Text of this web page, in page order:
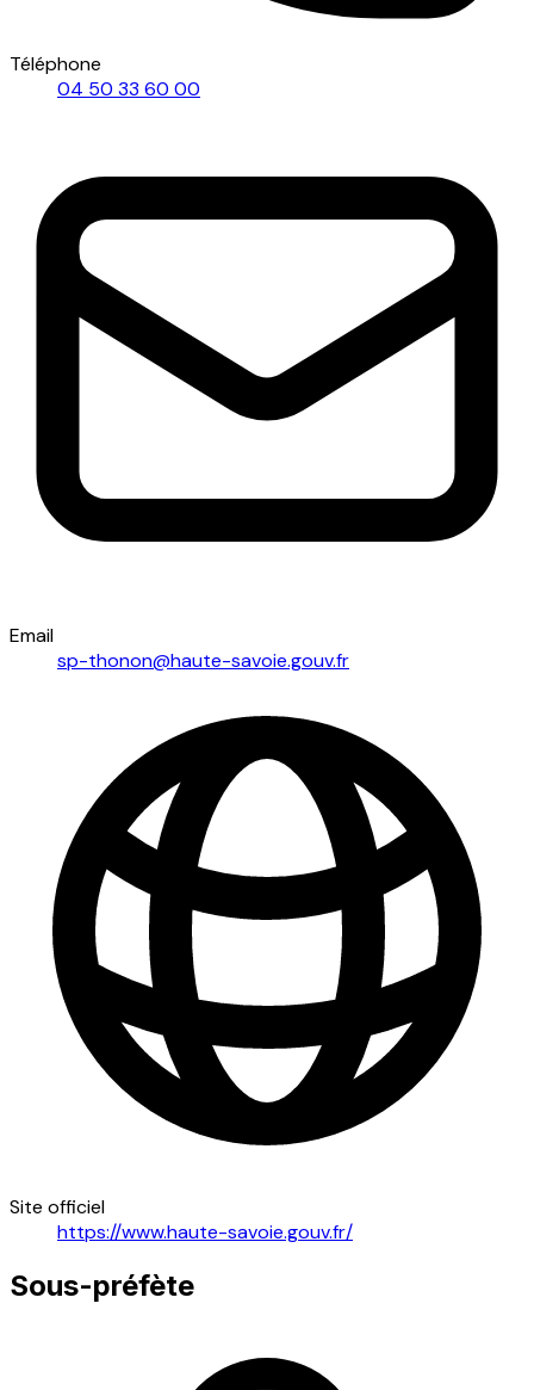
Téléphone
04 50 33 60 00
Email
sp-thonon@haute-savoie.gouv.fr
Site officiel
https://www.haute-savoie.gouv.fr/
Sous-préfète